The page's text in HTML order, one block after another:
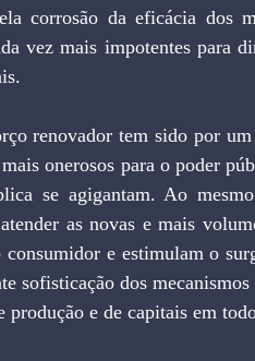
corrosão da eficácia dos
vez mais impotentes para
onerosos para o poder
se agigantam. Ao
as novas e mais
e estimulam o
sofisticação dos
produção e de capitais em